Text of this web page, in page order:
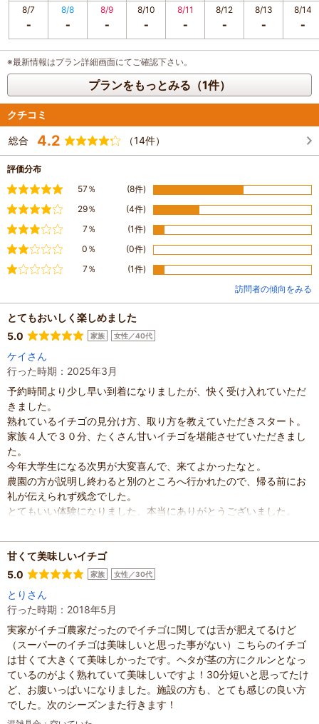
8/7
8/8 8/9 8/10 8/11 8/12 8/13 8/14
※最新情報はプラン詳細画面にてご確認下さい。
プランをもっとみる（1件）
クチコミ
総合 4.2 （14件）
評価分布
満足57％ (8件)
やや満足
29％ (4件)
7％ (1件)
やや不満
0％ (0件)
7％
(1件)
訪問者の傾向をみる
とてもおいしく楽しめました
5.0
家族 女性／40代
ケイさん
行った時期：2025年3月
予約時間より少し早い到着になりましたが、快く受け入れていただ
きました。
熟れているイチゴの見分け方、取り方を教えていただきスタート。
家族４人で３０分、たくさん甘いイチゴを堪能させていただきまし
た。
今年大学生になる次男が大変喜んで、来てよかったなと。
農園の方が説明し終わると別のところへ行かれたので、帰る前にお
礼が伝えられず残念でした。
とてもいい体験になりました、本当にありがとうございました。
滞在時間：1時間未満
家族の内訳： お子様、配偶者、
子どもの年齢
：13歳以上
人数 ：3人～5人
投稿日：2025年3月25日
甘くて美味しいイチゴ
5.0
家族 女性／30代
とりさん
行った時期：2018年5月
実家がイチゴ農家だったのでイチゴに関しては舌が肥えてるけど
（スーパーのイチゴは美味しいと思った事がない）こちらのイチゴ
は甘くて大きくて美味しかったです。ヘタが茎の方にクルンとなっ
ているのがよく熟れていて美味しいですよ！30分短いと思ってたけ
ど、お腹いっぱいになりました。施設の方も、とても感じの良い方
でした。次のシーズンまた行きます！